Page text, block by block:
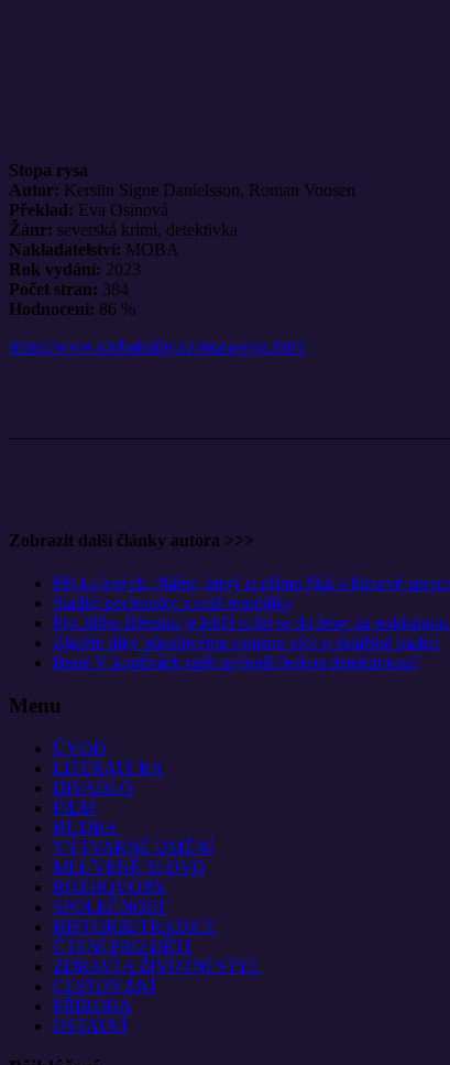
Stopa rysa
Autor: Kerstin Signe Danielsson, Roman Voosen
Překlad: Eva Osinová
Žánr: severská krimi, detektivka
Nakladatelství: MOBA
Rok vydání: 2023
Počet stran: 384
Hodnocení: 86 %
https://www.mobaknihy.cz/stopa-rysa.html
Zobrazit další články autora >>>
Pět kajícných: Nářez, který si přímo říká o filmové
Sladké pochoutky z celé republiky
Pro Jiřího Březinu je lehčí vcítit se do ženy za
Zjistěte díky působivému románu více o sklářské tradici
Bude V kopřivách opět nejlepší českou detektivkou?
Menu
ÚVOD
LITERATURA
DIVADLO
FILM
HUDBA
VÝTVARNÉ UMĚNÍ
MLUVENÉ SLOVO
ROZHOVORY
SPOLEČNOST
HISTORIE/TRADICE
ČTENÍ PRO DĚTI
ZDRAVÍ A ŽIVOTNÍ STYL
CESTOVÁNÍ
PŘÍRODA
OSTATNÍ